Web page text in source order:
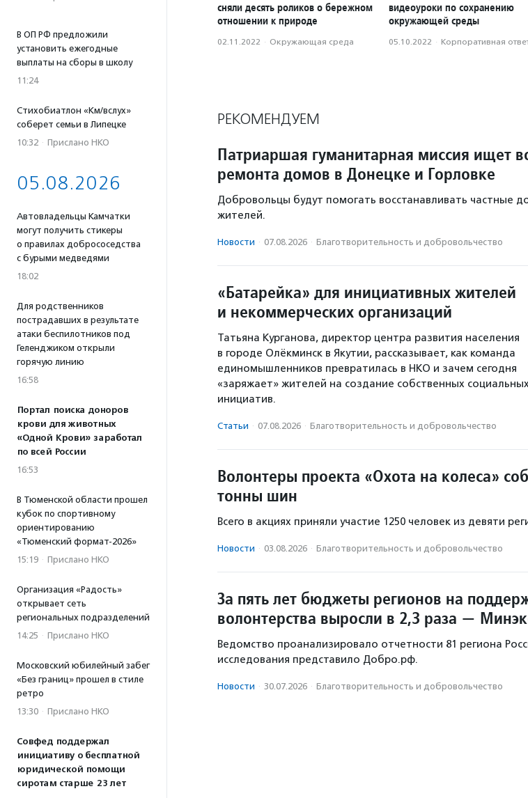
В ОП РФ предложили
установить ежегодные
выплаты на сборы в школу
11:24
Стихобиатлон «Км/вслух»
соберет семьи в Липецке
10:32 · Прислано НКО
05.08.2026
Автовладельцы Камчатки
могут получить стикеры
о правилах добрососедства
с бурыми медведями
18:02
Для родственников
пострадавших в результате
атаки беспилотников под
Геленджиком открыли
горячую линию
16:58
Портал поиска доноров
крови для животных
«Одной Крови» заработал
по всей России
16:53
В Тюменской области прошел
кубок по спортивному
ориентированию
«Тюменский формат-2026»
15:19 · Прислано НКО
Организация «Радость»
открывает сеть
региональных подразделений
14:25 · Прислано НКО
Московский юбилейный забег
«Без границ» прошел в стиле
ретро
13:30 · Прислано НКО
Совфед поддержал
инициативу о бесплатной
юридической помощи
сиротам старше 23 лет
сняли десять роликов о бережном
отношении к природе
02.11.2022 · Окружающая среда
видеоуроки по сохранению
окружающей среды
05.10.2022 · Корпоративная
РЕКОМЕНДУЕМ
Патриаршая гуманитарная миссия ищет
ремонта домов в Донецке и Горловке
Добровольцы будут помогать восстанавливать частные
жителей.
Новости · 07.08.2026 · Благотвори­тель­ность и доброволь­чест­во
«Батарейка» для инициативных жителей
и некоммерческих организаций
Татьяна Курганова, директор центра развития населения
в городе Олёкминск в Якутии, рассказывает, как команда
единомышленников превратилась в НКО и зачем сегодня
«заряжает» жителей на создание собственных социальных
инициатив.
Статьи · 07.08.2026 · Благотвори­тель­ность и доброволь­чест­во
Волонтеры проекта «Охота на колеса»
тонны шин
Всего в акциях приняли участие 1250 человек из девяти
Новости · 03.08.2026 · Благотвори­тель­ность и доброволь­чест­во
За пять лет бюджеты регионов на
волонтерства выросли в 2,3 раза —
Ведомство проанализировало отчетности 81 региона
исследования представило Добро.рф.
Новости · 30.07.2026 · Благотвори­тель­ность и доброволь­чест­во